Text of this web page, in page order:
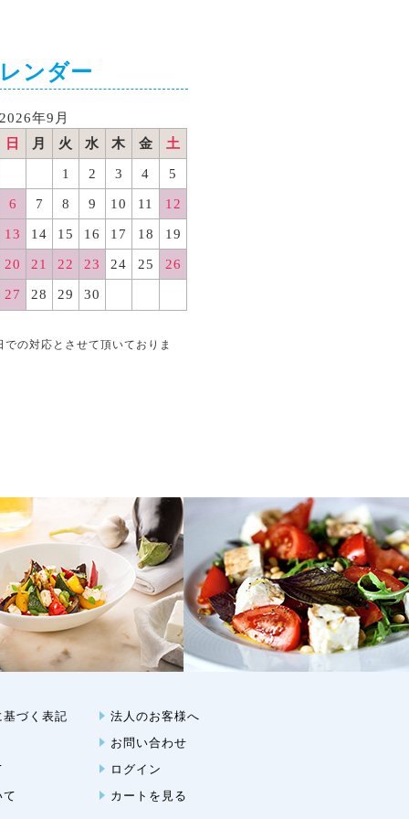
ンダー
2026年9月
日
月 火 水 木 金 土
1 2 3 4 5
6 7 8 9 10 11 12
13 14 15 16 17 18 19
20 21 22 23 24 25 26
27 28 29 30
の対応とさせて頂いておりま
づく表記
て
法人のお客様へ
お問い合わせ
ログイン
カートを見る